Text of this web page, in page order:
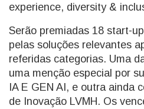
experience, diversity &
Serão premiadas 18 start-
pelas soluções relevantes
referidas categorias. Uma
uma menção especial por
IA E GEN AI, e outra ainda
de Inovação LVMH. Os